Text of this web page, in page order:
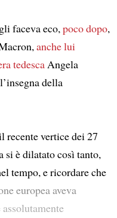
faceva eco,poco dopo,
anche lui
tedescaAngela
della
recente vertice dei 27
si è dilatato così tanto,
tempo, e ricordare che
europea aveva